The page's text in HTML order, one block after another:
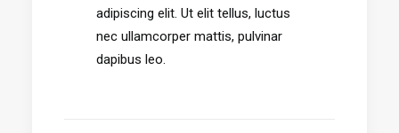
adipiscing elit. Ut elit tellus, luctus
nec ullamcorper mattis, pulvinar
dapibus leo.